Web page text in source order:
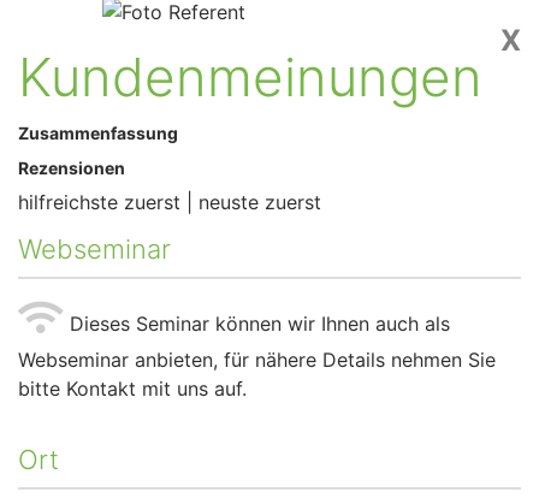
X
Kundenmeinungen
Zusammenfassung
Rezensionen
hilfreichste zuerst neuste zuerst
Webseminar
Dieses Seminar können wir Ihnen auch als
Webseminar anbieten, für nähere Details nehmen Sie
bitte Kontakt mit uns auf.
Ort